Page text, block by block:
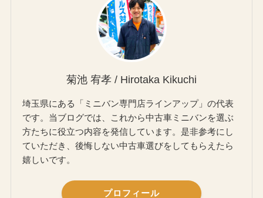
菊池 宥孝 / Hirotaka Kikuchi
埼玉県にある「ミニバン専門店ラインアップ」の代表
です。当ブログでは、これから中古車ミニバンを選ぶ
方たちに役立つ内容を発信しています。是非参考にし
ていただき、後悔しない中古車選びをしてもらえたら
嬉しいです。
プロフィール